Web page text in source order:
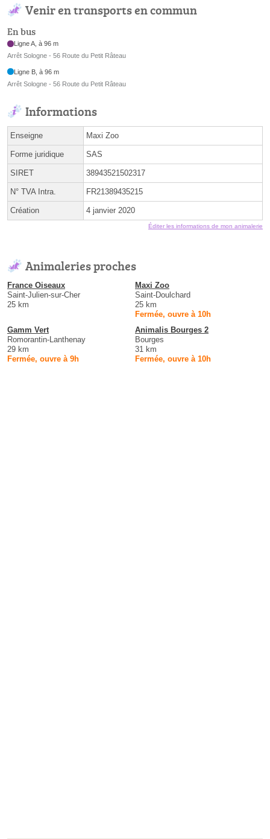
Venir en transports en commun
En bus
Ligne A, à 96 m
Arrêt Sologne - 56 Route du Petit Râteau
Ligne B, à 96 m
Arrêt Sologne - 56 Route du Petit Râteau
Informations
Enseigne Maxi Zoo
Forme juridique SAS
SIRET 38943521502317
N° TVA Intra. FR21389435215
Création 4 janvier 2020
Éditer les informations de mon animalerie
Animaleries proches
France Oiseaux
Saint-Julien-sur-Cher
25 km
Maxi Zoo
Saint-Doulchard
25 km
Fermée, ouvre à 10h
Gamm Vert
Romorantin-Lanthenay
29 km
Fermée, ouvre à 9h
Animalis Bourges 2
Bourges
31 km
Fermée, ouvre à 10h